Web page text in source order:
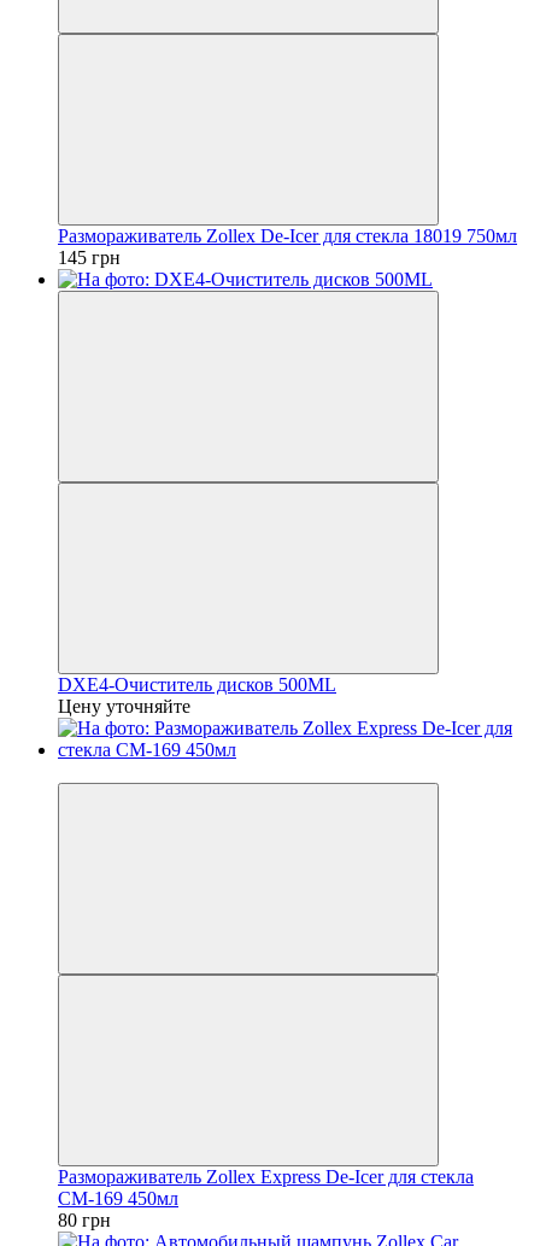
Размораживатель Zollex De-Icer для стекла 18019 750мл
145 грн
DXE4-Очиститель дисков 500ML
Цену уточняйте
Размораживатель Zollex Express De-Icer для стекла
СМ-169 450мл
80 грн